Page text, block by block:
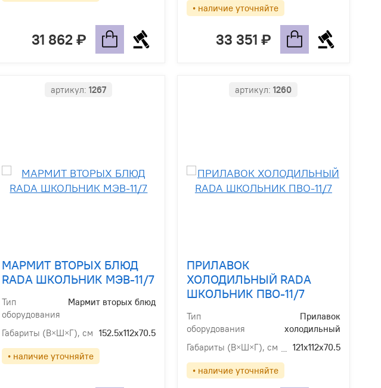
31 862
• наличие уточняйте
33 351
артикул:1267
МАРМИТ ВТОРЫХ БЛЮД
RADA ШКОЛЬНИК МЭВ-11/7
Тип
оборудования
Мармит вторых блюд
Габариты (В×Ш×Г), см 152.5х112х70.5
• наличие уточняйте
артикул:1260
ПРИЛАВОК
ХОЛОДИЛЬНЫЙ RADA
ШКОЛЬНИК ПВО-11/7
Тип
оборудования
Прилавок
холодильный
Габариты (В×Ш×Г), см
121х112х70.5
• наличие уточняйте